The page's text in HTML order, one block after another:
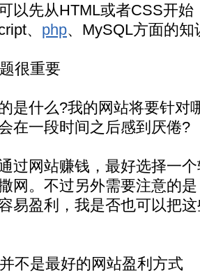
以先从HTML或者CSS开
、 php、MySQL方面的
很重要
什么?我的网站将要针对
在一段时间之后感到厌倦?
网站赚钱，最好选择一个
网。不过另外需要注意的
易盈利，我是否也可以把
是最好的网站盈利方式